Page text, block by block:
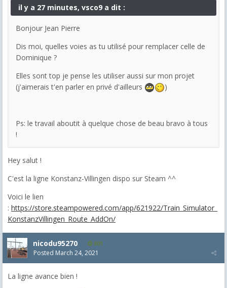
il y a 27 minutes, vsco9 a dit :
Bonjour Jean Pierre
Dis moi, quelles voies as tu utilisé pour remplacer celle de
Dominique ?
Elles sont top je pense les utiliser aussi sur mon projet
(j'aimerais t'en parler en privé d'ailleurs
)
Ps: le travail aboutit à quelque chose de beau bravo à tous
!
Hey salut !
C'est la ligne Konstanz-Villingen dispo sur Steam ^^
Voici le lien
: https://store.steampowered.com/app/621922/Train_Simulator_
KonstanzVillingen_Route_AddOn/
nicodu95270 801
Posted March 24, 2021
La ligne avance bien !